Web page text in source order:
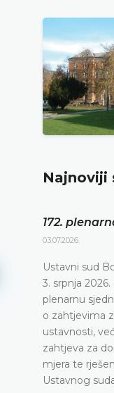
171.
11.06.2026.
Ustavni sud
Najnoviji
172.
03.07.2026.
Ustavni sud
3. srpnja
plenarnu
o zahtjevima
ustavnosti,
zahtjeva za
mjera te
Ustavnog